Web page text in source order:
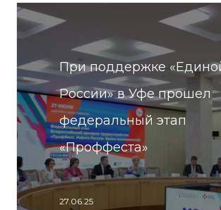
При поддержке
России» в Уфе прошел
федеральный этап
«Проффеста»
27.06.25